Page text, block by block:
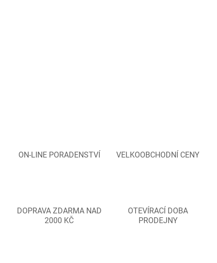
ON-LINE PORADENSTVÍ VELKOOBCHODNÍ CENY
DOPRAVA ZDARMA NAD
2000 KČ
OTEVÍRACÍ DOBA
PRODEJNY